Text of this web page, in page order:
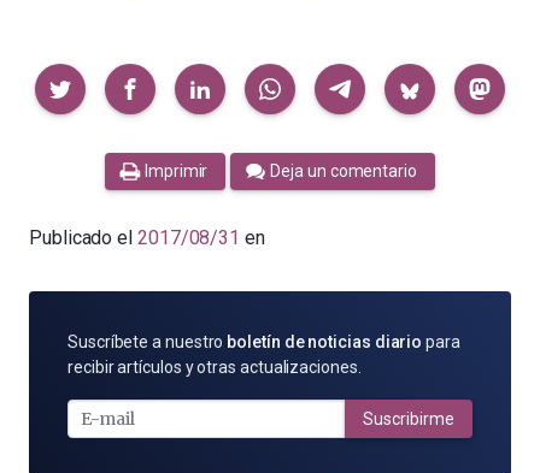
Compartir
Imprimir Deja un comentario
Publicado el 2017/08/31 en
SUSCRÍBETE
POR
MAIL
Suscríbete a nuestro boletín de noticias diario para
recibir artículos y otras actualizaciones.
Suscribirme